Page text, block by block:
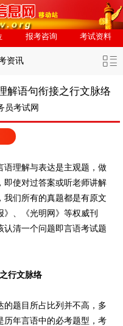
报考咨询 考试资料
资讯
解语句衔接之行文脉络
员考试网
语理解与表达是主观题，做
即使对过答案或听老师讲解
我们所有的真题都是有原文
、《光明网》等权威刊
认清一个问题即言语考试题
行文脉络
题目所占比列并不高，多
历年言语中的必考题型，考